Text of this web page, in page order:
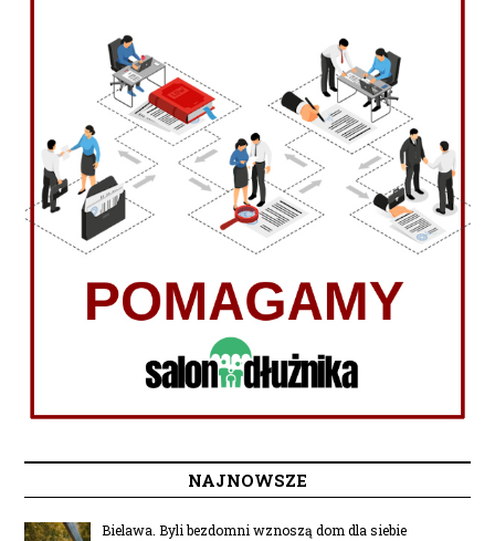
NAJNOWSZE
Bielawa. Byli bezdomni wznoszą dom dla siebie